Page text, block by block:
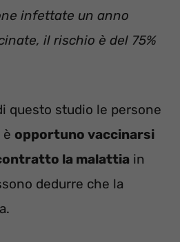
infettate un anno
il rischio è del 75%
questo studio le persone
è opportuno vaccinarsi
la malattia in
dedurre che la